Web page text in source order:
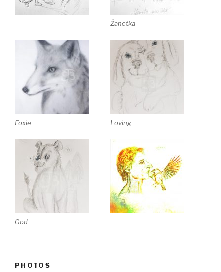
Žanetka
Foxie Loving
God
PHOTOS